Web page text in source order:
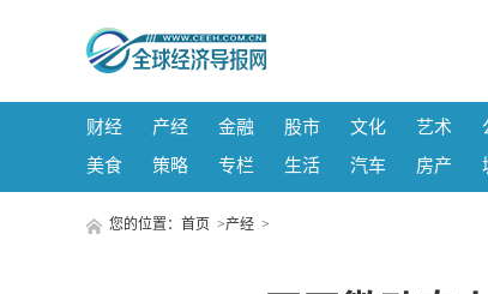
财经 产经 金融 股市 文化 艺术
美食
策略 专栏 生活 汽车 房产
您的位置： 首页 >产经 >